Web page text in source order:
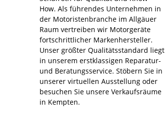
How. Als führendes Unternehmen in
der Motoristenbranche im Allgäuer
Raum vertreiben wir Motorgeräte
fortschrittlicher Markenhersteller.
Unser größter Qualitätsstandard liegt
in unserem erstklassigen Reparatur-
und Beratungsservice. Stöbern Sie in
unserer virtuellen Ausstellung oder
besuchen Sie unsere Verkaufsräume
in Kempten.